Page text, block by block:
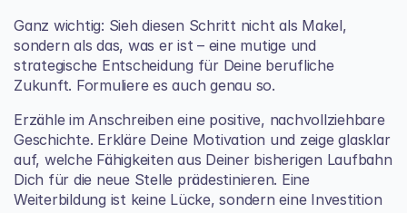
Ganz wichtig: Sieh diesen Schritt nicht als Makel,
sondern als das, was er ist – eine mutige und
strategische Entscheidung für Deine berufliche
Zukunft. Formuliere es auch genau so.
Erzähle im Anschreiben eine positive, nachvollziehbare
Geschichte. Erkläre Deine Motivation und zeige glasklar
auf, welche Fähigkeiten aus Deiner bisherigen Laufbahn
Dich für die neue Stelle prädestinieren. Eine
Weiterbildung ist keine Lücke, sondern eine Investition